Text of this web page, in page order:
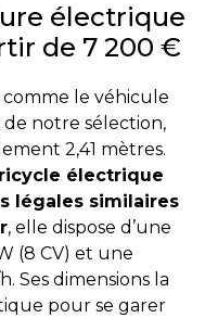
électrique
de 7 200 €
comme le véhicule
notre sélection,
2,41 mètres.
électrique
légales similaires
, elle dispose d’une
(8 CV) et une
Ses dimensions la
pour se garer